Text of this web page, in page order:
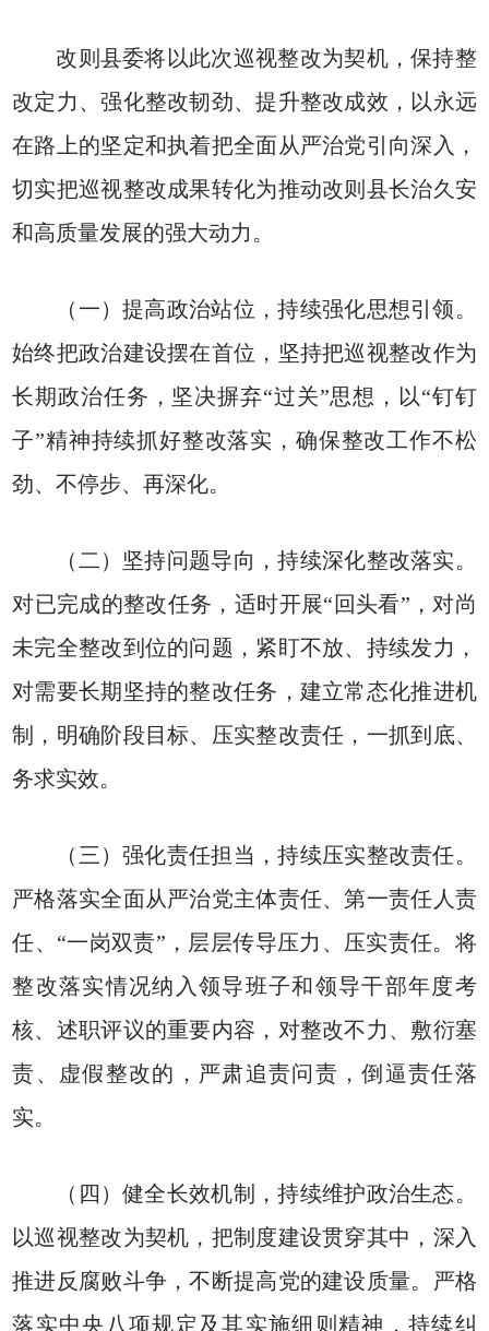
改则县委将以此次巡视整改为契机，保持整
改定力、强化整改韧劲、提升整改成效，以永远
在路上的坚定和执着把全面从严治党引向深入，
切实把巡视整改成果转化为推动改则县长治久安
和高质量发展的强大动力。
（一）提高政治站位，持续强化思想引领。
始终把政治建设摆在首位，坚持把巡视整改作为
长期政治任务，坚决摒弃“过关”思想，以“钉钉
子”精神持续抓好整改落实，确保整改工作不松
劲、不停步、再深化。
（二）坚持问题导向，持续深化整改落实。
对已完成的整改任务，适时开展“回头看”，对尚
未完全整改到位的问题，紧盯不放、持续发力，
对需要长期坚持的整改任务，建立常态化推进机
制，明确阶段目标、压实整改责任，一抓到底、
务求实效。
（三）强化责任担当，持续压实整改责任。
严格落实全面从严治党主体责任、第一责任人责
任、“一岗双责”，层层传导压力、压实责任。将
整改落实情况纳入领导班子和领导干部年度考
核、述职评议的重要内容，对整改不力、敷衍塞
责、虚假整改的，严肃追责问责，倒逼责任落
实。
（四）健全长效机制，持续维护政治生态。
以巡视整改为契机，把制度建设贯穿其中，深入
推进反腐败斗争，不断提高党的建设质量。严格
落实中央八项规定及其实施细则精神，持续纠